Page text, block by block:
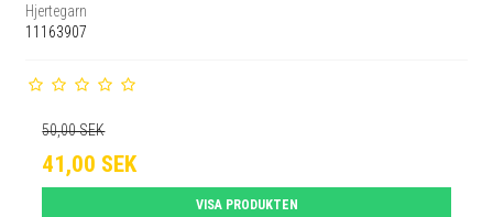
Hjertegarn
11163907
50,00 SEK
41,00 SEK
VISA PRODUKTEN